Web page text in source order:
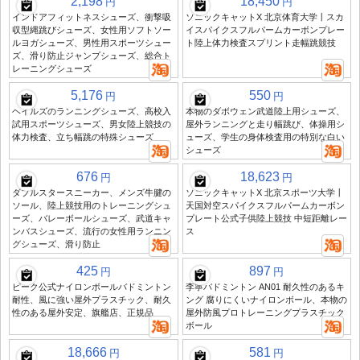
インドアフィットネスシューズ、衝撃吸
収型縄跳びシューズ、女性用ソフトソー
ルヨガシューズ、男性用スポーツシュー
ズ、滑り防止ジャンプシューズ、総合ト
レーニングシューズ
ソニックキャットX 北京体育大学丨スカ
イスパイクスフルパームカーボンプレー
ト陸上体力検査スプリント走幅跳競技
5,176 円
ヘイルズのランニングシューズ、高校入
試用スポーツシューズ、男女陸上競技の
体力検査、立ち幅跳の特殊シューズ
550 円
本物のダボウェン武道陸上用シューズ、
屋外ランニングと走り幅跳び、体操用シ
ューズ、学生の身体検査用の特別な白い
シューズ
676 円
ダブルスタースニーカー、メンズ牛腱の
ソール、陸上競技用のトレーニングシュ
ーズ、バレーボールシューズ、武道キャ
ンバスシューズ、流行の女性用ランニン
グシューズ、滑り防止
18,623 円
ソニックキャットX 北京スポーツ大学丨
天国対空スパイクスフルパームカーボン
プレート公式子供陸上競技 中短距離レー
ス
425 円
ピーク公式ナイロンボールバドミントン
耐性、風に強い屋外プラスチック、耐久
性のある屋外安定、旗艦店、正規品
897 円
李寧バドミントン AN01 耐久性のあるキ
ング 腐りにくいナイロンボール、本物の
屋外防風プロトレーニングプラスチック
ボール
18,666 円 581 円